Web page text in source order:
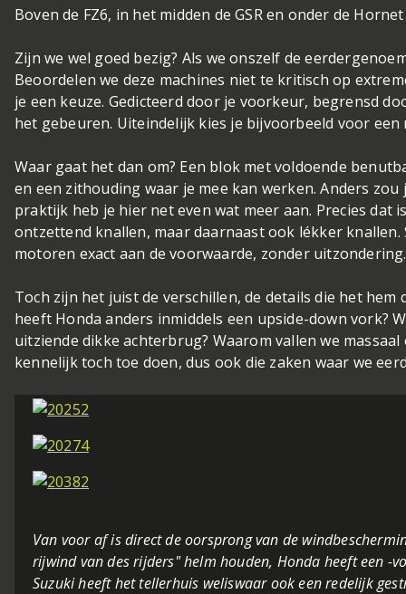
Boven de FZ6, in het midden de GSR en onder de Hornet
Zijn we wel goed bezig? Als we onszelf de
Beoordelen we deze machines niet te kritisch op
je een keuze. Gedicteerd door je voorkeur, begrensd
het gebeuren. Uiteindelijk kies je bijvoorbeeld voor
Waar gaat het dan om? Een blok met voldoende
en een zithouding waar je mee kan werken. Anders
praktijk heb je hier net even wat meer aan. Precies dat
ontzettend knallen, maar daarnaast ook lékker
motoren exact aan de voorwaarde, zonder
Toch zijn het juist de verschillen, de details die het
heeft Honda anders inmiddels een upside-down vork?
uitziende dikke achterbrug? Waarom vallen we
kennelijk toch toe doen, dus ook die zaken waar we
Van voor af is direct de oorsprong van de
rijwind van des rijders" helm houden, Honda heeft een -
Suzuki heeft het tellerhuis weliswaar ook een redelijk